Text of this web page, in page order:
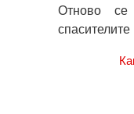
Отново се